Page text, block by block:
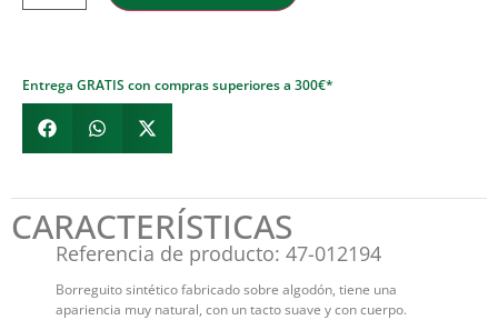
Entrega GRATIS con compras superiores a 300€*
CARACTERÍSTICAS
Referencia de producto: 47-012194
Borreguito sintético fabricado sobre algodón, tiene una
apariencia muy natural, con un tacto suave y con cuerpo.